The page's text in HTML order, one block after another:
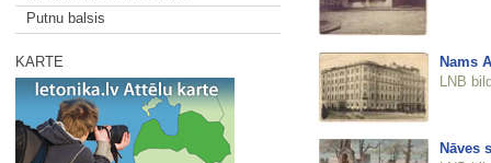
Putnu balsis
KARTE
Nams
LNB
Nāves